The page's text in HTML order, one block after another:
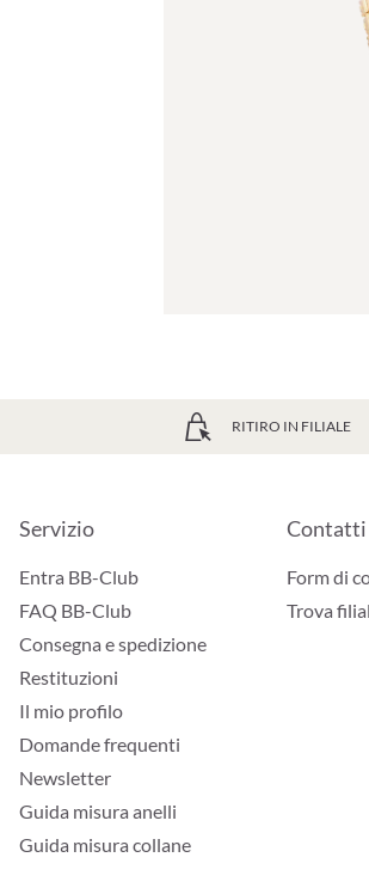
RITIRO IN FILIALE
Servizio
Entra BB-Club
FAQ BB-Club
Consegna e spedizione
Restituzioni
Il mio profilo
Domande frequenti
Newsletter
Guida misura anelli
Guida misura collane
Contatti
Form di
Trova